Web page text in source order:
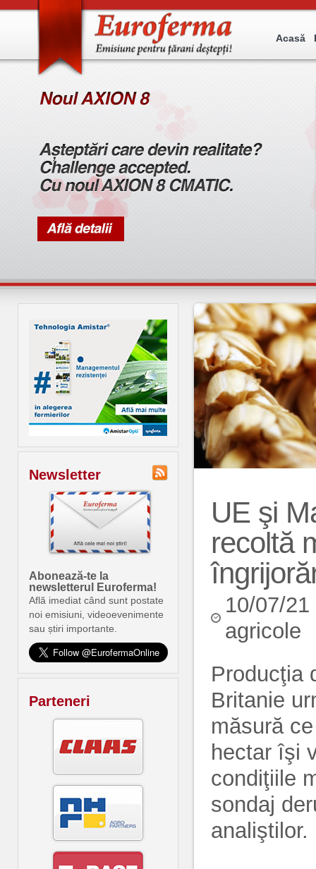
Acasă
Newsletter
Abonează-te la
newsletterul Euroferma!
Află imediat când sunt postate
noi emisiuni, videoevenimente
sau știri importante.
Parteneri
UE şi
recoltă
10/07/
agricole
Producţia
Britanie
măsură
hectar îşi
condiţiile
sondaj
analiştilor.